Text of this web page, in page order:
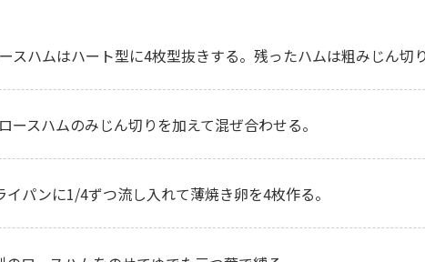
スハムはハート型に4枚型抜きする。残ったハムは粗みじん切
ースハムのみじん切りを加えて混ぜ合わせる。
パンに1/4ずつ流し入れて薄焼き卵を4枚作る。